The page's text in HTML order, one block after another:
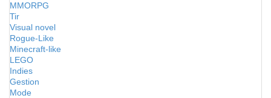
MMORPG
Tir
Visual novel
Rogue-Like
Minecraft-like
LEGO
Indies
Gestion
Mode